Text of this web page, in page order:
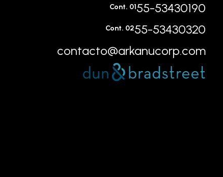
Cont. 0155-53430190
Cont. 0255-53430320
contacto@arkanucorp.com